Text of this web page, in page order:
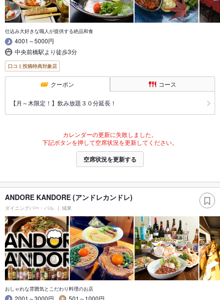
仕込み大好きな職人が提供する絶品和食
4001～5000円
中央前橋駅より徒歩3分
口コミ投稿特典対象店
クーポン コース
【月～木限定！】飲み放題３０分延長！
カレンダーの更新に失敗しました。
下記ボタンを押して空席状況を更新してください。
空席状況を更新する
ANDORE KANDORE (アンドレカンドレ)
ダイニングバー・バル 城東
おしゃれな雰囲気とこだわり料理のお店
2001～3000円
501～1000円